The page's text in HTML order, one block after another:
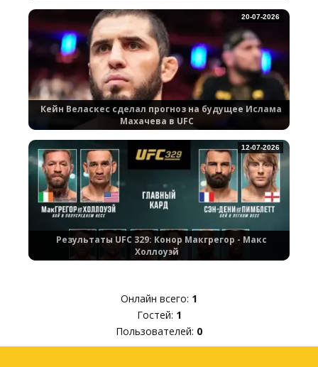
Кейн Веласкес сделал прогноз на будущее Ислама
Махачева в UFC
20-07-2026
Результаты UFC 329: Конор Макгрегор - Макс
Холлоуэй
12-07-2026
Онлайн всего: 1
Гостей: 1
Пользователей: 0